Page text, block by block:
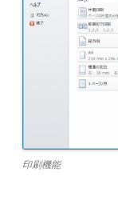
印刷機能